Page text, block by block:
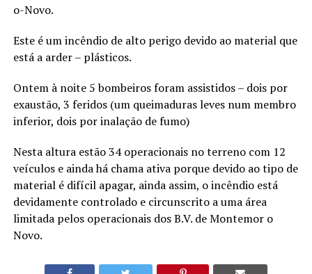
o-Novo.
Este é um incêndio de alto perigo devido ao material que
está a arder – plásticos.
Ontem à noite 5 bombeiros foram assistidos – dois por
exaustão, 3 feridos (um queimaduras leves num membro
inferior, dois por inalação de fumo)
Nesta altura estão 34 operacionais no terreno com 12
veículos e ainda há chama ativa porque devido ao tipo de
material é difícil apagar, ainda assim, o incêndio está
devidamente controlado e circunscrito a uma área
limitada pelos operacionais dos B.V. de Montemor o
Novo.